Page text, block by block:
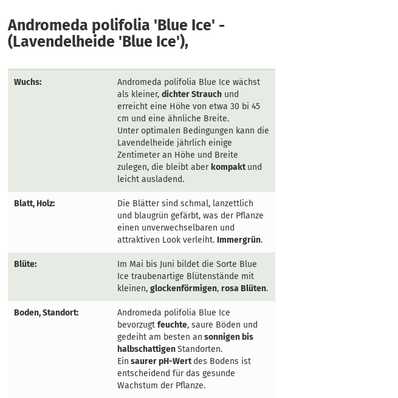
Andromeda polifolia 'Blue Ice' -
(Lavendelheide 'Blue Ice'),
Wuchs:
Andromeda polifolia Blue Ice wächst
als kleiner, dichter Strauch und
erreicht eine Höhe von etwa 30 bi 45
cm und eine ähnliche Breite.
Unter optimalen Bedingungen kann die
Lavendelheide jährlich einige
Zentimeter an Höhe und Breite
zulegen, die bleibt aber kompaktund
leicht ausladend.
Blatt, Holz:
Die Blätter sind schmal, lanzettlich
und blaugrün gefärbt, was der Pflanze
einen unverwechselbaren und
attraktiven Look verleiht. Immergrün.
Blüte:
Im Mai bis Juni bildet die Sorte Blue
Ice traubenartige Blütenstände mit
kleinen, glockenförmigen, rosa Blüten.
Boden, Standort:
Andromeda polifolia Blue Ice
bevorzugt feuchte, saure Böden und
gedeiht am besten an sonnigen bis
halbschattigenStandorten.
Ein saurer pH-Wertdes Bodens ist
entscheidend für das gesunde
Wachstum der Pflanze.